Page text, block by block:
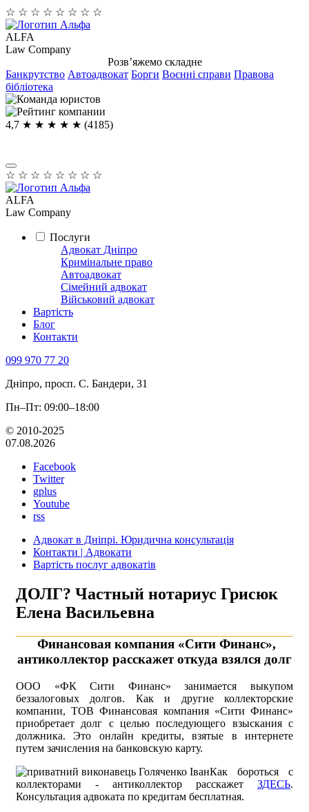
☆ ☆ ☆ ☆ ☆ ☆ ☆ ☆
ALFA
Law Company
Розв’яжемо складне
Банкрутство Автоадвокат Борги Воєнні справи Правова
бібліотека
4,7 ★ ★ ★ ★ ★ (4185)
☆ ☆ ☆ ☆ ☆ ☆ ☆ ☆
ALFA
Law Company
Послуги
Адвокат Дніпро
Кримінальне право
Автоадвокат
Сімейний адвокат
Військовий адвокат
Вартість
Блог
Контакти
099 970 77 20
Дніпро, просп. С. Бандери, 31
Пн–Пт: 09:00–18:00
© 2010-2025
07.08.2026
Facebook
Twitter
gplus
Youtube
rss
Адвокат в Дніпрі. Юридична консультація
Контакти | Адвокати
Вартість послуг адвокатів
ДОЛГ? Частный нотариус Грисюк
Елена Васильевна
Финансовая компания «Сити Финанс»,
антиколлектор расскажет откуда взялся долг
ООО «ФК Сити Финанс» занимается выкупом
беззалоговых долгов. Как и другие коллекторские
компании, ТОВ Финансовая компания «Сити Финанс»
приобретает долг с целью последующего взыскания с
должника. Это онлайн кредиты, взятые в интернете
путем зачисления на банковскую карту.
Как бороться с
коллекторами - антиколлектор расскажет ЗДЕСЬ.
Консультация адвоката по кредитам бесплатная.